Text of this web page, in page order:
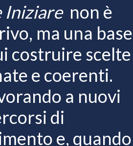
Iniziare non è
ma una base
costruire scelte
e coerenti.
a nuovi
di
e, quando